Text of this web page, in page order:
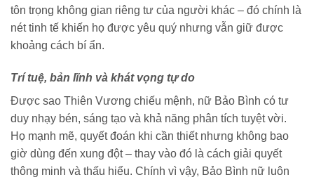
tôn trọng không gian riêng tư của người khác – đó chính là
nét tinh tế khiến họ được yêu quý nhưng vẫn giữ được
khoảng cách bí ẩn.
Trí tuệ, bản lĩnh và khát vọng tự do
Được sao Thiên Vương chiếu mệnh, nữ Bảo Bình có tư
duy nhạy bén, sáng tạo và khả năng phân tích tuyệt vời.
Họ mạnh mẽ, quyết đoán khi cần thiết nhưng không bao
giờ dùng đến xung đột – thay vào đó là cách giải quyết
thông minh và thấu hiểu. Chính vì vậy, Bảo Bình nữ luôn